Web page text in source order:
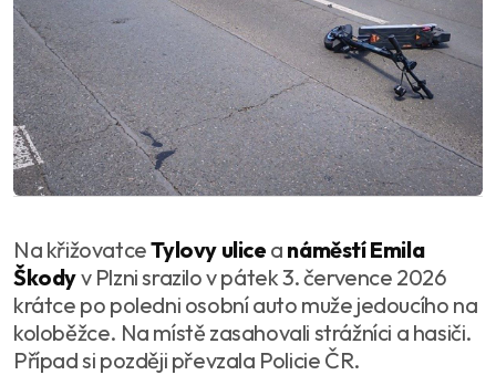
Na křižovatceTylovy ulice a náměstí Emila
Škodyv Plzni srazilo v pátek 3. července 2026
krátce po poledni osobní auto muže jedoucího na
koloběžce. Na místě zasahovali strážníci a hasiči.
Případ si později převzala Policie ČR.